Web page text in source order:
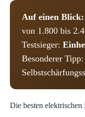
Auf einen Blick:
von 1.800 bis
Testsieger:
Besonderer Tipp:
Die besten elektrischen